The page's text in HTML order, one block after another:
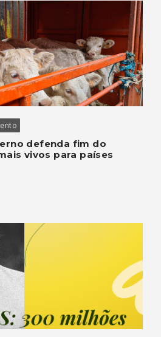
defenda fim do
vivos para países